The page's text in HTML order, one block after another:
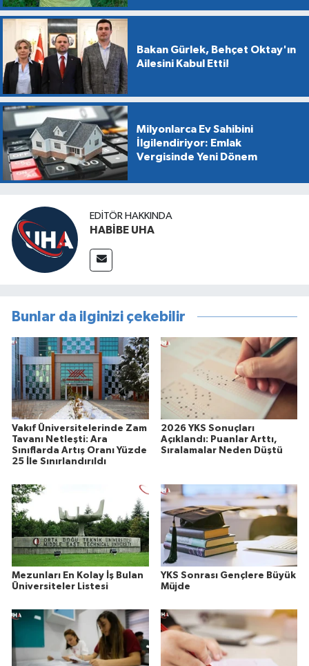
Bakan Gürlek, Behçet Oktay'ın
Ailesini Kabul Etti!
Milyonlarca Ev Sahibini
İlgilendiriyor: Emlak
Vergisinde Yeni Dönem
EDITÖR HAKKINDA
HABİBE UHA
Bunlar da ilginizi çekebilir
Vakıf Üniversitelerinde Zam
Tavanı Netleşti: Ara
Sınıflarda Artış Oranı Yüzde
25 İle Sınırlandırıldı
2026 YKS Sonuçları
Açıklandı: Puanlar Arttı,
Sıralamalar Neden Düştü
Mezunları En Kolay İş Bulan
Üniversiteler Listesi
YKS Sonrası Gençlere Büyük
Müjde